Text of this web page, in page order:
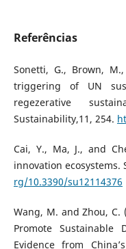
Referências
Sonetti, G., Brown,
triggering of UN
regezerative
Sustainability,11, 254.
Cai, Y., Ma, J., and
innovation ecosystems.
rg/10.3390/su12114376
Wang, M. and Zhou, C.
Promote Sustainable
Evidence from